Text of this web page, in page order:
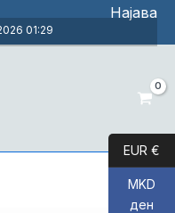
Најава
01:29
EUR €
MKD
ден